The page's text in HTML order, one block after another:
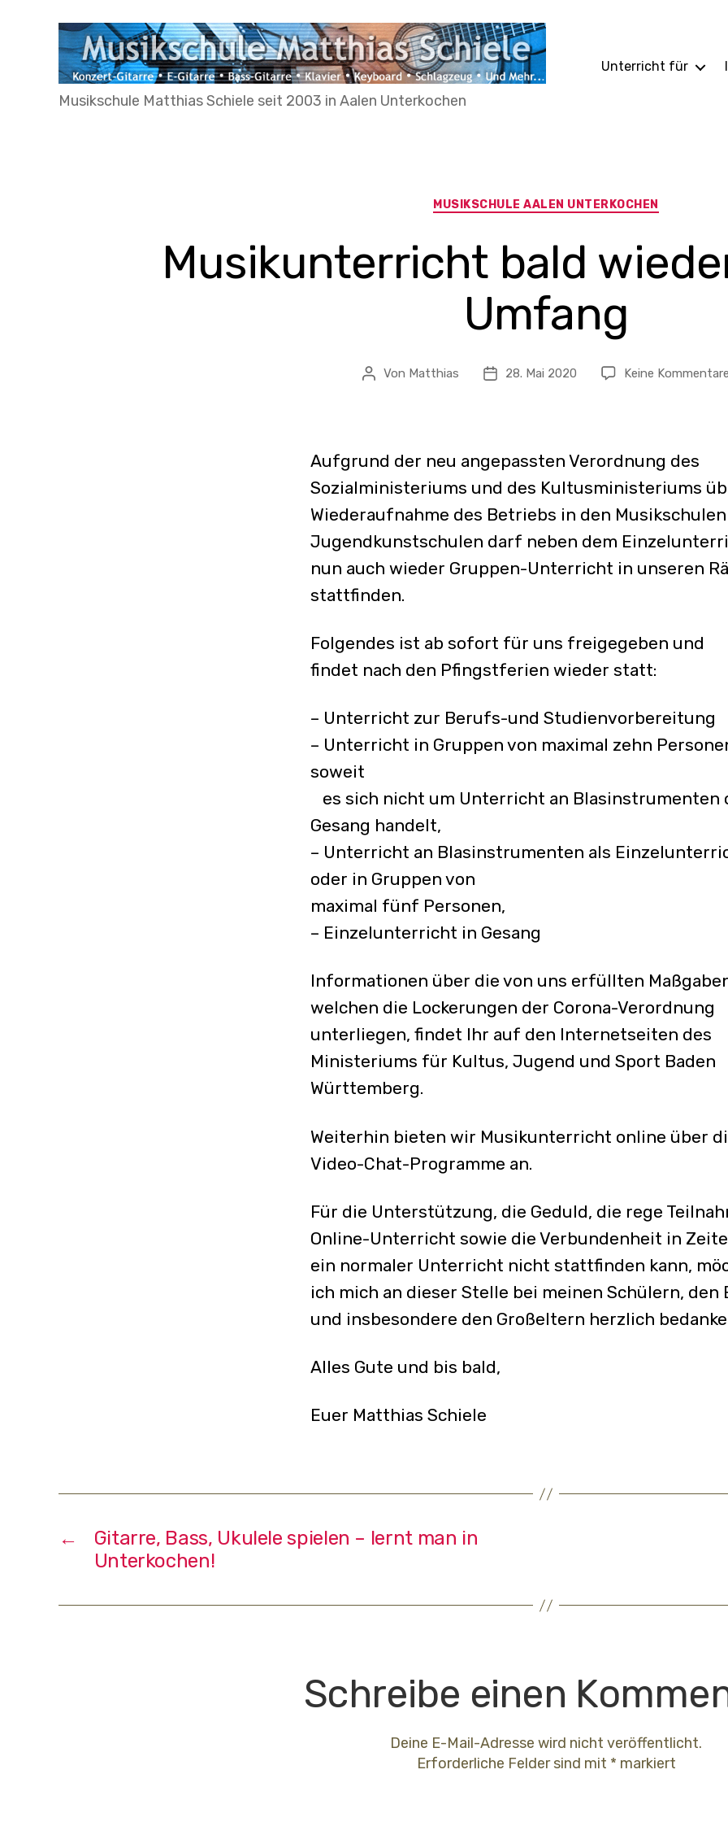
MyMusicWeb.de
Musikschule Matthias Schiele seit 2003 in Aalen Unterkochen
Unterricht für
Kategorien
MUSIKSCHULE AALEN UNTERKOCHEN
Musikunterricht bald
Umfang
Beitragsautor
Von Matthias Veröffentlichungsdatum
28. Mai 2020 Keine Kommentare
Aufgrund der neu angepassten Verordnung des
Sozialministeriums und des Kultusministeriums
Wiederaufnahme des Betriebs in den
Jugendkunstschulen darf neben dem
nun auch wieder Gruppen-Unterricht in unseren
stattfinden.
Folgendes ist ab sofort für uns freigegeben und
findet nach den Pfingstferien wieder statt:
– Unterricht zur Berufs-und Studienvorbereitung
– Unterricht in Gruppen von maximal zehn
soweit
es sich nicht um Unterricht an Blasinstrumenten
Gesang handelt,
– Unterricht an Blasinstrumenten als
oder in Gruppen von
maximal fünf Personen,
– Einzelunterricht in Gesang
Informationen über die von uns erfüllten
welchen die Lockerungen der Corona-Verordnung
unterliegen, findet Ihr auf den Internetseiten des
Ministeriums für Kultus, Jugend und Sport Baden
Württemberg.
Weiterhin bieten wir Musikunterricht online über
Video-Chat-Programme an.
Für die Unterstützung, die Geduld, die rege
Online-Unterricht sowie die Verbundenheit in
ein normaler Unterricht nicht stattfinden kann,
ich mich an dieser Stelle bei meinen Schülern, den
und insbesondere den Großeltern herzlich
Alles Gute und bis bald,
Euer Matthias Schiele
←
Gitarre, Bass, Ukulele spielen – lernt man in
Unterkochen!
Schreibe einen
Deine E-Mail-Adresse wird nicht veröffentlicht.
Erforderliche Felder sind mit * markiert